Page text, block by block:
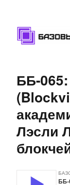
ББ-
Лэсли